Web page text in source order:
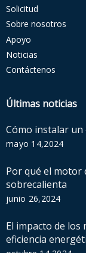
Solicitud
Sobre nosotros
Apoyo
Noticias
Contáctenos
Últimas noticias
Cómo instalar
mayo 14,2024
Por qué el motor
sobrecalienta
junio 26,2024
El impacto de
eficiencia